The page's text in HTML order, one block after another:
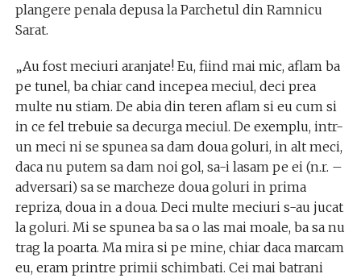
plangere penala depusa la Parchetul din Ramnicu
Sarat.
„Au fost meciuri aranjate! Eu, fiind mai mic, aflam ba
pe tunel, ba chiar cand incepea meciul, deci prea
multe nu stiam. De abia din teren aflam si eu cum si
in ce fel trebuie sa decurga meciul. De exemplu, intr-
un meci ni se spunea sa dam doua goluri, in alt meci,
daca nu putem sa dam noi gol, sa-i lasam pe ei (n.r. –
adversari) sa se marcheze doua goluri in prima
repriza, doua in a doua. Deci multe meciuri s-au jucat
la goluri. Mi se spunea ba sa o las mai moale, ba sa nu
trag la poarta. Ma mira si pe mine, chiar daca marcam
eu, eram printre primii schimbati. Cei mai batrani